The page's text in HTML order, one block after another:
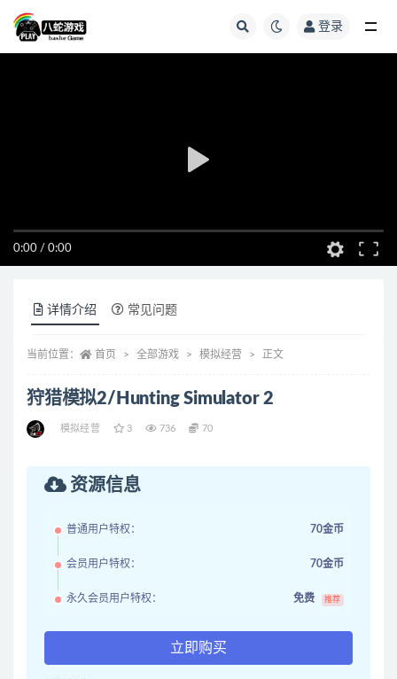
登录
0:00 / 0:00
详情介绍 常见问题
当前位置： 首页 全部游戏 模拟经营 正文
狩猎模拟2/Hunting Simulator 2
模拟经营 3 736 70
资源信息
普通用户特权： 70金币
会员用户特权： 70金币
永久会员用户特权： 免费 推荐
立即购买